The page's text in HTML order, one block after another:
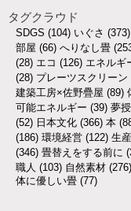
タグクラウド
SDGS (104) いぐさ (373)
部屋 (66) へりなし畳
(28) エコ (126) エネルギ
(28) プレーツスクリーン
建築工房×佐野疊屋 (89)
可能エネルギー (39) 夢
(52) 日本文化 (366) 本
(186) 環境経営 (122) 生
(346) 畳替えをする前に
職人 (103) 自然素材 (276)
体に優しい畳 (77)